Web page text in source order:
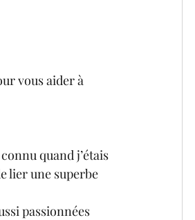
vous aider à
quand j’étais
lier une superbe
passionnées